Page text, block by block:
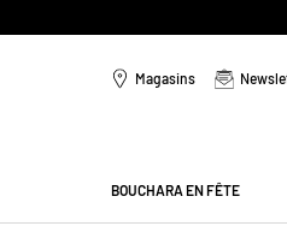
Magasins
BOUCHARA EN FÊTE